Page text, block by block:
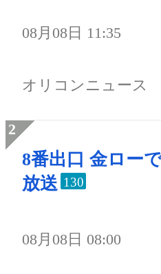
08月08日 11:35
オリコンニュース
8番出口 金ロー
放送 130
08月08日 08:00